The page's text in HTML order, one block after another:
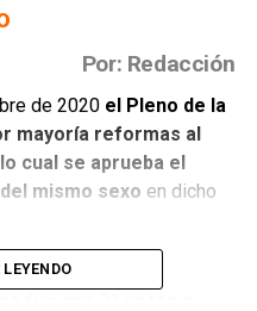
Por: Redacción
de 2020el Pleno de la
mayoría reformas al
cual se aprueba el
mismo sexo en dicho
cerrada y sin